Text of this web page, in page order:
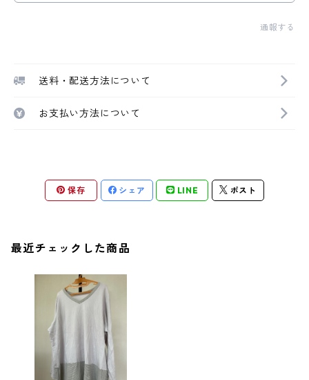
通報する
送料・配送方法について
お支払い方法について
保存 シェア LINE ポスト
最近チェックした商品